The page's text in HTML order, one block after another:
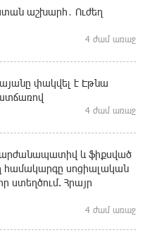
աշխարհ․ Ուժեղ
4 ժամ առաջ
փակվել է Էթնա
4 ժամ առաջ
և ֆիքսված
համակարգը սոցիալական
ստեղծում. Հրայր
4 ժամ առաջ